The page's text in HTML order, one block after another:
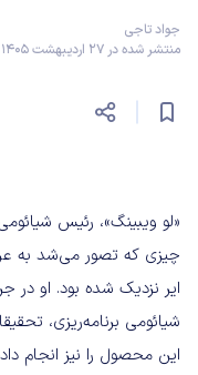
جواد تاجی
منتشر شده در 27 اردیبهشت 1405 | 14:30
«لو ویبینگ»، رئیس
چیزی که تصور می‌شد به
ایر نزدیک شده بود. او
شیائومی برنامه‌ریزی،
این محصول را نیز انجام